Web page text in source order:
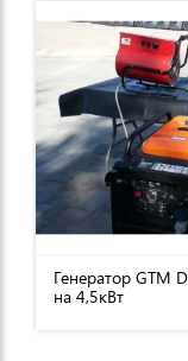
Генератор GTM
на 4,5кВт